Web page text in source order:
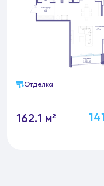
Отделка
162.1 м²